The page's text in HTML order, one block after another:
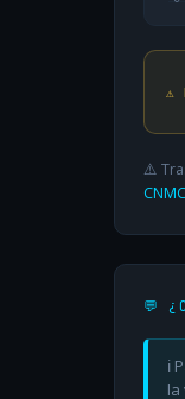
⚠️
⚠️
CNMC
💬
ℹ️
la